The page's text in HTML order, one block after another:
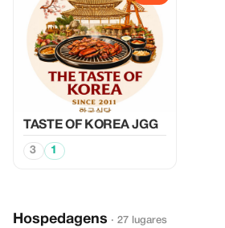
TASTE OF KOREA JGG
3 1
Hospedagens · 27 lugares